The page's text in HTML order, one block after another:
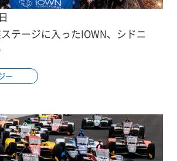
テージに入ったIOWN、シドニ
ー